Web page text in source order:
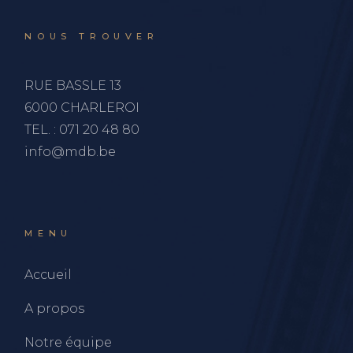
NOUS TROUVER
RUE BASSLE 13
6000 CHARLEROI
TEL. : 071 20 48 80
info@mdb.be
MENU
Accueil
A propos
Notre équipe